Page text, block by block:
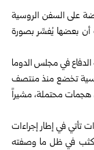
على السفن الروسية
أن بعضها يُفسَّر بصورة
في مجلس الدوما
تخضع منذ منتصف
هجمات محتملة، مشيراً
في إطار إجراءات
كثب في ظل ما وصفته